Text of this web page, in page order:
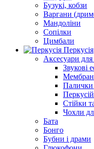
Бузукі, кобзи
Варгани
Мандоліни
Сопілки
Цимбали
Перкусія
Аксесуари для
Звукові
Палички
Стійки
Чохли
Бата
Бонго
Бубни і драми